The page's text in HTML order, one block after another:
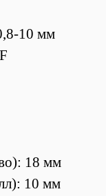
10 мм
18 мм
10 мм